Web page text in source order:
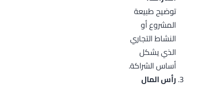
توضيح طبيعة
المشروع أو
النشاط التجاري
الذي يشكل
أساس الشراكة.
رأس المال